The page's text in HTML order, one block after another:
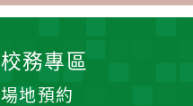
校務專區
場地預約